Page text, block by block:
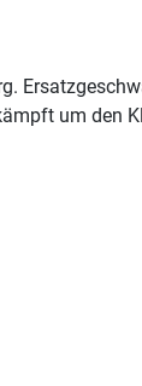
um den